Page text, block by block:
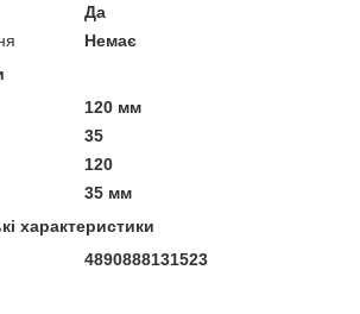
Да
Немає
120 мм
35
120
35 мм
характеристики
4890888131523